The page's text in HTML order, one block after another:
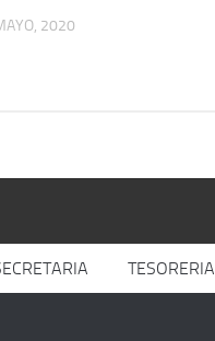
2020
TESORERIA